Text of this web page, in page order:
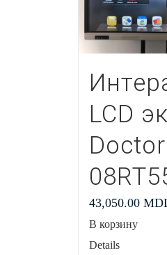
LCD
43,050.00
В корзину
Details